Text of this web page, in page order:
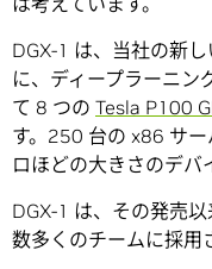
DGX-1 は、当社の新
に、ディープラーニン
て 8 つの Tesla P100
す。250 台の x86 サ
ロほどの大きさのデバ
DGX-1 は、その発売
数多くのチームに採用